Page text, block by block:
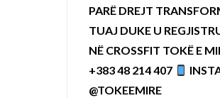
PARË DREJT
TUAJ DUKE U
NË CROSSFIT TOKË E
+383 48 214 407
@TOKEEMIRE